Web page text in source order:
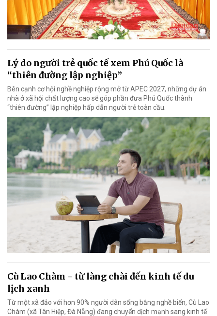
Lý do người trẻ quốc tế xem Phú Quốc là
“thiên đường lập nghiệp”
Bên cạnh cơ hội nghề nghiệp rộng mở từ APEC 2027, những dự án
nhà ở xã hội chất lượng cao sẽ góp phần đưa Phú Quốc thành
“thiên đường” lập nghiệp hấp dẫn người trẻ toàn cầu.
Cù Lao Chàm - từ làng chài đến kinh tế du
lịch xanh
Từ một xã đảo với hơn 90% người dân sống bằng nghề biển, Cù Lao
Chàm (xã Tân Hiệp, Đà Nẵng) đang chuyển dịch mạnh sang kinh tế